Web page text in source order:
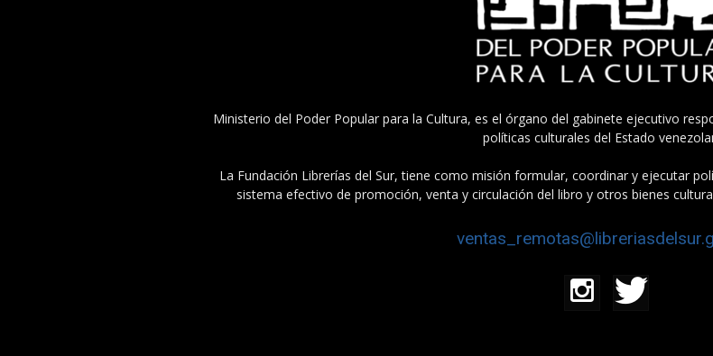
Ministerio del Poder Popular para la Cultura, es el órgano del gabinete ejecutivo
políticas culturales del Estado
La Fundación Librerías del Sur, tiene como misión formular, coordinar y ejecutar
sistema efectivo de promoción, venta y circulación del libro y otros bienes